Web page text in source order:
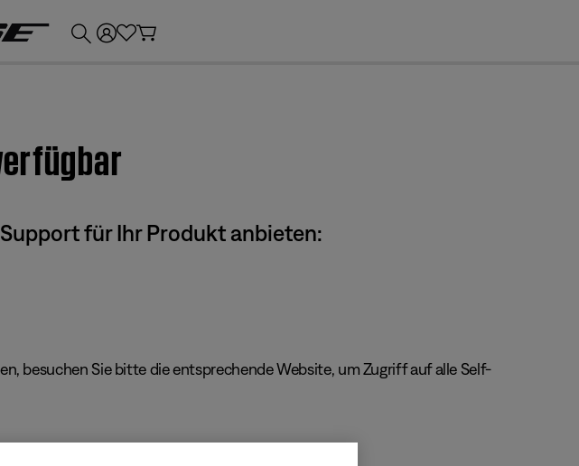
für Ihr Produkt anbieten:
besuchen Sie bitte die entsprechende Website, um Zugriff auf alle Self-